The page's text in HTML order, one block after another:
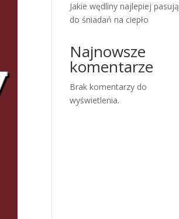
Jakie wędliny najlepiej pasują
do śniadań na ciepło
Najnowsze
komentarze
Brak komentarzy do
wyświetlenia.